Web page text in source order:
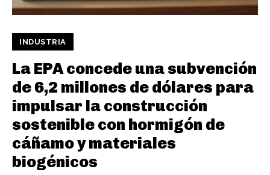
INDUSTRIA
La EPA concede una subvención
de 6,2 millones de dólares para
impulsar la construcción
sostenible con hormigón de
cáñamo y materiales
biogénicos